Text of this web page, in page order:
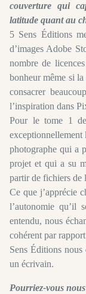
couverture qui
latitude quant au
5 Sens Éditions
d’images Adobe
nombre de
bonheur même si
consacrer
l’inspiration dans
Pour le tome 1
exceptionnellement
photographe qui a
projet et qui a su
partir de fichiers de
Ce que j’apprécie
l’autonomie qu’il
entendu, nous
cohérent par
Sens Éditions
un écrivain.
Pourriez-vous